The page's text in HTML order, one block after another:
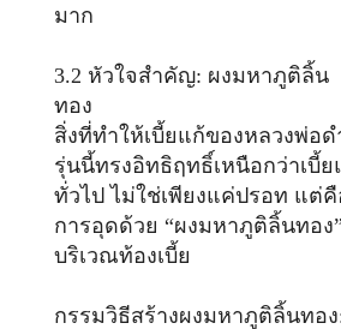
มาก
3.2 หัวใจสำคัญ: ผงมหาภูติลิ้น
ทอง
สิ่งที่ทำให้เบี้ยแก้ของหลวงพ่อด
รุ่นนี้ทรงอิทธิฤทธิ์เหนือกว่าเบี้ย
ทั่วไป ไม่ใช่เพียงแค่ปรอท แต่คื
การอุดด้วย “ผงมหาภูติลิ้นทอง
บริเวณท้องเบี้ย
กรรมวิธีสร้างผงมหาภูติลิ้นทอง